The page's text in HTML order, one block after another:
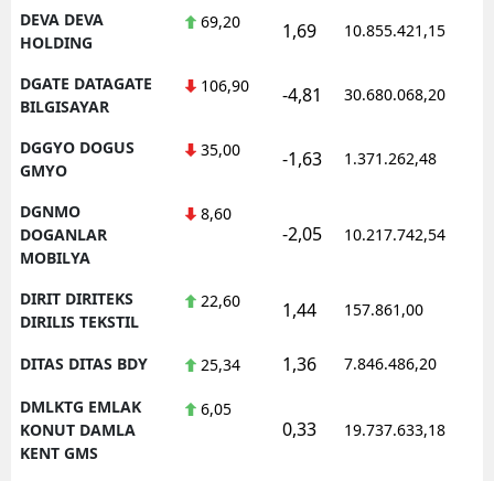
DEVA DEVA
HOLDING
69,20 1,69 10.855.421,15
DGATE DATAGATE
BILGISAYAR
106,90 -4,81 30.680.068,20
DGGYO DOGUS
GMYO
35,00 -1,63 1.371.262,48
DGNMO
DOGANLAR
MOBILYA
8,60
-2,05 10.217.742,54
DIRIT DIRITEKS
DIRILIS TEKSTIL
22,60 1,44 157.861,00
DITAS DITAS BDY 25,34 1,36 7.846.486,20
DMLKTG EMLAK
KONUT DAMLA
KENT GMS
6,05
0,33 19.737.633,18